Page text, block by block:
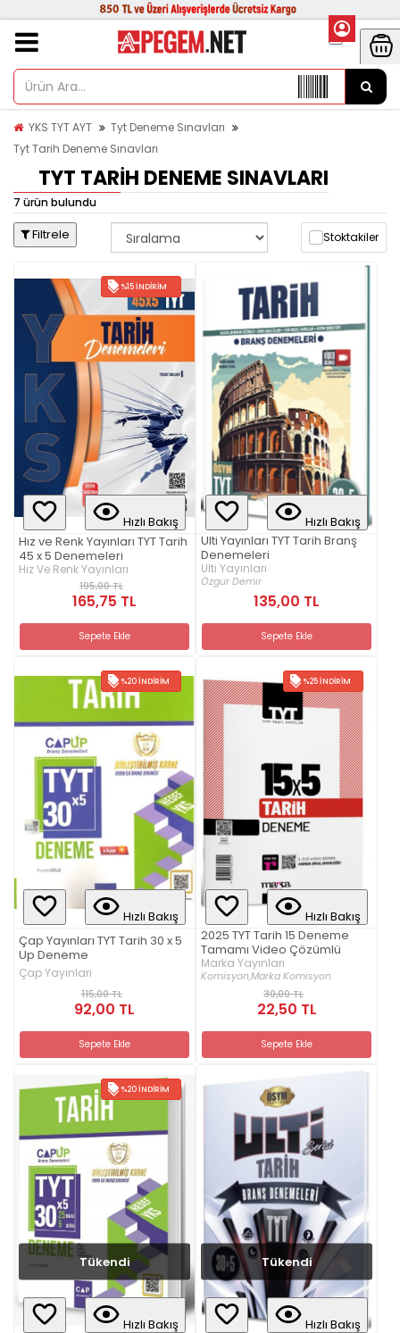
YKS TYT AYT
Tyt Deneme Sınavları
Tyt Tarih Deneme Sınavları
TYT TARIH DENEME SINAVLARI
7 ürün bulundu
Filtrele Stoktakiler
%15 İNDIRIM
Hızlı Bakış
Hız ve Renk Yayınları TYT Tarih
45 x 5 Denemeleri
Hız Ve Renk Yayınları
195,00 TL
165,75 TL
Sepete Ekle
Hızlı Bakış
Ulti Yayınları TYT Tarih Branş
Denemeleri
Ulti Yayınları
Özgür Demir
135,00 TL
Sepete Ekle
%20 İNDIRIM
Hızlı Bakış
Çap Yayınları TYT Tarih 30 x 5
Up Deneme
Çap Yayınları
115,00 TL
92,00 TL
Sepete Ekle
%25 İNDIRIM
Hızlı Bakış
2025 TYT Tarih 15 Deneme
Tamamı Video Çözümlü
Marka Yayınları
Komisyon,Marka Komisyon
30,00 TL
22,50 TL
Sepete Ekle
%20 İNDIRIM
Tükendi
Hızlı Bakış
Tükendi
Hızlı Bakış